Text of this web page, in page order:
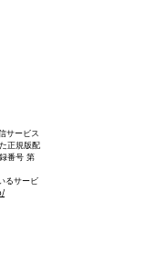
サービス
正規版配
番号 第
るサービ